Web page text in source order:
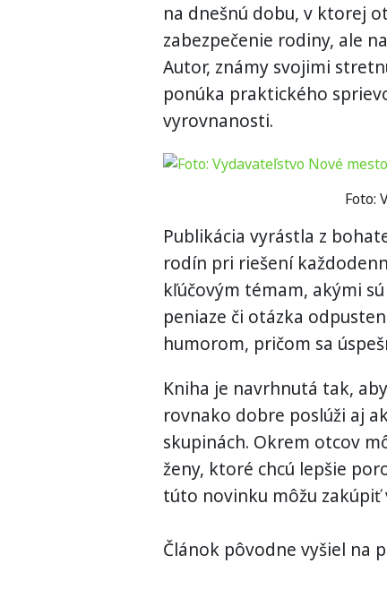
na dnešnú dobu, v ktorej
zabezpečenie rodiny, ale
Autor, známy svojimi
ponúka praktického
vyrovnanosti.
Foto:
Publikácia vyrástla z
rodín pri riešení
kľúčovým témam, akými
peniaze či otázka
humorom, pričom sa
Kniha je navrhnutá tak,
rovnako dobre poslúži aj
skupinách. Okrem otcov
ženy, ktoré chcú lepšie
túto novinku môžu zakúpiť
Článok pôvodne vyšiel na